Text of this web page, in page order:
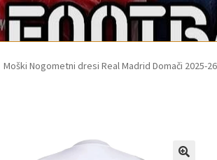
račun Trgovina Zaključek nakupa
Moški Nogometni dresi Real Madrid Domači 2025-